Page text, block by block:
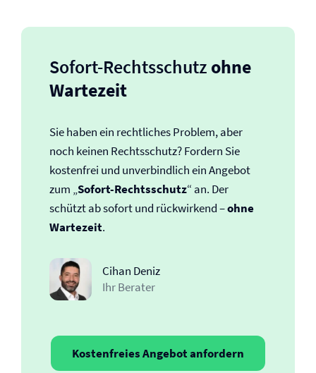
Sofort-Rechtsschutz ohne
Wartezeit
Sie haben ein rechtliches Problem, aber
noch keinen Rechtsschutz? Fordern Sie
kostenfrei und unverbindlich ein Angebot
zum „Sofort-Rechtsschutz“ an. Der
schützt ab sofort und rückwirkend –ohne
Wartezeit.
Cihan Deniz
Ihr Berater
Kostenfreies Angebot anfordern